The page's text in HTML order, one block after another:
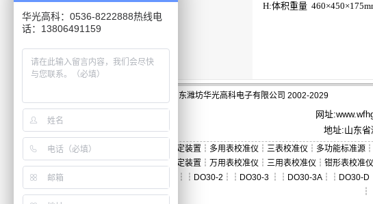
H:体积重量
版权:山东潍坊华光高科电子有限公司 2002-2029
网址:
地址:山东
三用表检定装置 ┆ 多用表校准仪 ┆ 三表校准仪 ┆ 多功能标准源 ┆
万用表检定装置 ┆ 万用表校准仪 ┆ 三用表校准仪 ┆ 钳形表校准仪
┆┆ DO30-2 ┆┆ DO30-3 ┆┆ DO30-3A ┆┆ DO30-D
华光高科：0536-8222888热线电
话：13806491159